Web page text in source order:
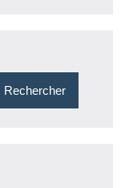
Rechercher